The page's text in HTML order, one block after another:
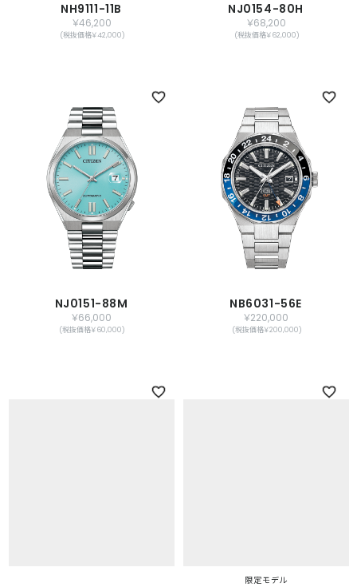
NH9111-11B
￥46,200
(税抜価格￥42,000)
NJ0154-80H
￥68,200
(税抜価格￥62,000)
NJ0151-88M
￥66,000
(税抜価格￥60,000)
NB6031-56E
￥220,000
(税抜価格￥200,000)
限定モデル